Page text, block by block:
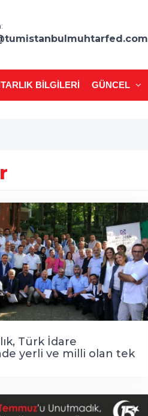
BILGILERI GÜNCEL
Türk İdare
yerli ve milli olan tek